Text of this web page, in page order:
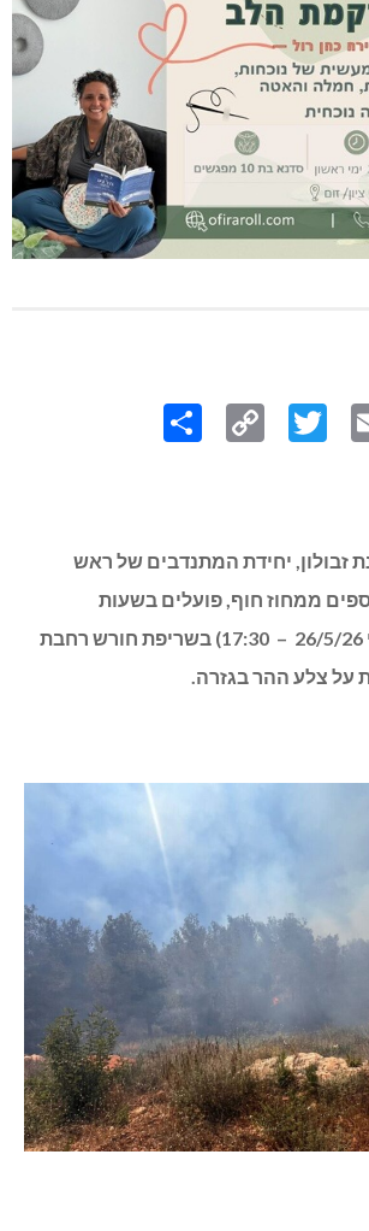
Link
זבולון, יחידת המתנדבים של ראש
ממחוז חוף, פועלים בשעות
האחרונות (שלישי 26/5/26 – 17:30) בשריפת חורש רחבת
צלע ההר בגזרה.